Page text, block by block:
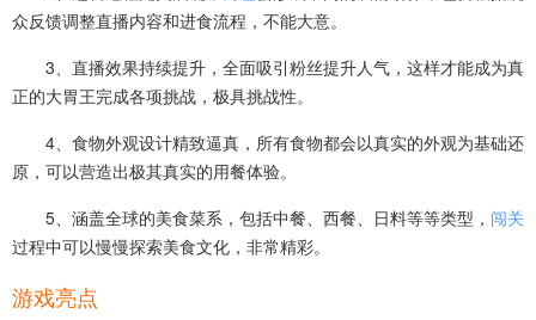
众反馈调整直播内容和进食流程，不能大意。
3、直播效果持续提升，全面吸引粉丝提升人气，这样才能成为真
正的大胃王完成各项挑战，极具挑战性。
4、食物外观设计精致逼真，所有食物都会以真实的外观为基础还
原，可以营造出极其真实的用餐体验。
5、涵盖全球的美食菜系，包括中餐、西餐、日料等等类型， 闯关
过程中可以慢慢探索美食文化，非常精彩。
游戏亮点